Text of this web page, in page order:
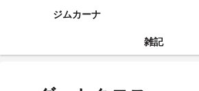
ジムカーナ
雑記